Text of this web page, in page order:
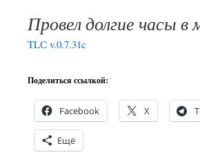
Провел долгие часы
TLС v.0.7.31c
Поделиться ссылкой:
Facebook X
Ещё